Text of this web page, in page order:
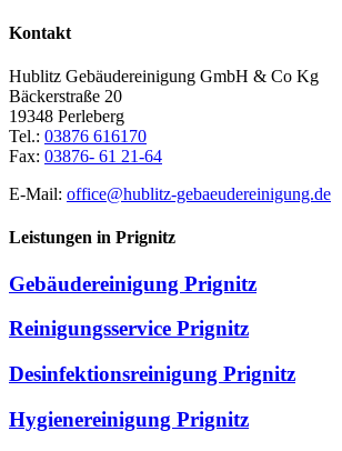
Kontakt
Hublitz Gebäudereinigung GmbH & Co Kg
Bäckerstraße 20
19348 Perleberg
Tel.: 03876 616170
Fax: 03876- 61 21-64
E-Mail: office@hublitz-gebaeudereinigung.de
Leistungen in Prignitz
Gebäudereinigung Prignitz
Reinigungsservice Prignitz
Desinfektionsreinigung Prignitz
Hygienereinigung Prignitz